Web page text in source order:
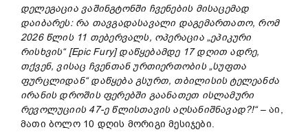
დელეგაციავაშინგტონში ჩვენების მისაცემად
დაიბარეს: რა თავგადასავალი დაგემართათო, რომ
2026 წლის 11 თებერვალს, ოპერაცია „ეპიკური
რისხვის“ [Epic Fury]დაწყებამდე 17დღით ადრე,
თქვენ,ვისაც ჩვენთანურთიერთობის „სუფთა
ფურცლიდან“დაწყება გსურთ, თბილისისტელეანძა
ირანის დროშის ფერებში გაანათეთ ისლამური
რევოლუციის 47-ე წლისთავის აღსანიშნავად?!“– აი,
მათი ბოლო 10 დღის მორიგი მესიჯები.